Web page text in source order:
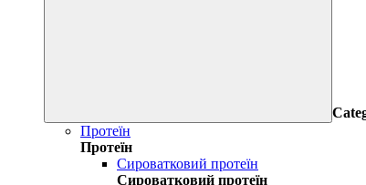
Протеїн
Протеїн
Сироватковий протеїн
Сироватковий протеїн